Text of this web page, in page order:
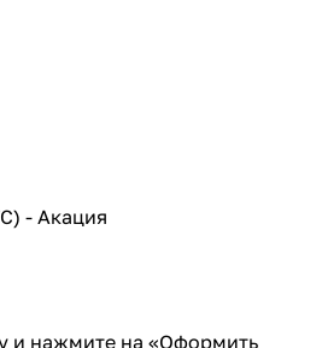
- Акация
и нажмите на «Оформить